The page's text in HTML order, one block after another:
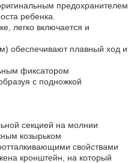
предохранителем
ребенка.
легко включается и
обеспечивают плавный ход и
фиксатором
с подножкой
секцией на молнии
козырьком
свойствами
кронштейн, на который